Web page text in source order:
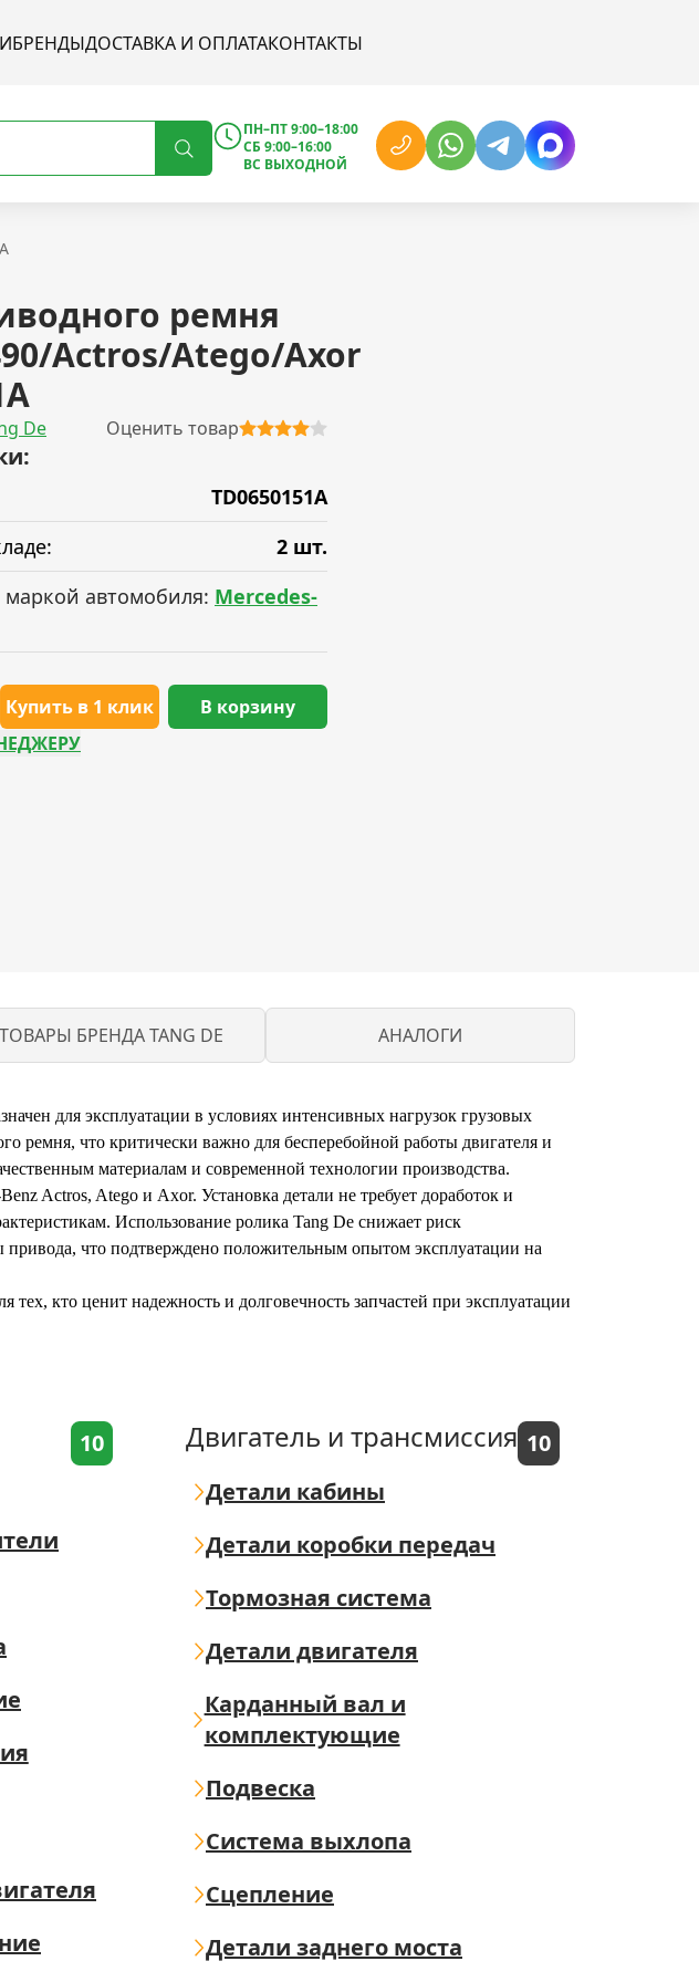
БРЕНДЫДОСТАВКА И ОПЛАТАКОНТАКТЫ
ПН–ПТ 9:00–18:00
СБ 9:00–16:00
ВС ВЫХОДНОЙ
ремня
Actros/Atego/Axor
De Оценить товар
TD0650151A
2 шт.
маркой автомобиля: Mercedes-
Купить в 1 клик
В корзину
ТОВАРЫ БРЕНДА TANG DE АНАЛОГИ
для эксплуатации в условиях интенсивных нагрузок грузовых
ремня, что критически важно для бесперебойной работы двигателя и
материалам и современной технологии производства.
Actros, Atego и Axor. Установка детали не требует доработок и
Использование ролика Tang De снижает риск
что подтверждено положительным опытом эксплуатации на
кто ценит надежность и долговечность запчастей при эксплуатации
10 Двигатель и трансмиссия 10
Детали кабины
Детали коробки передач
Тормозная система
Детали двигателя
Карданный вал и
комплектующие
Подвеска
Система выхлопа
Сцепление
Детали заднего моста